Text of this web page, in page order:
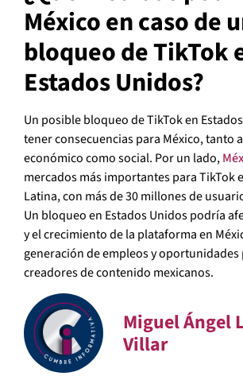
México en caso de
bloqueo de TikTok
Estados Unidos?
Un posible bloqueo de TikTok en
tener consecuencias para México, tanto
económico como social. Por un lado,
mercados más importantes para TikTok
Latina, con más de 30 millones de
Un bloqueo en Estados Unidos podría
y el crecimiento de la plataforma en
generación de empleos y oportunidades
creadores de contenido mexicanos.
Miguel Ángel
Villar